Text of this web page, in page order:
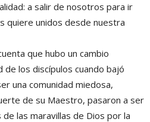
a salir de nosotros para ir
quiere unidos desde nuestra
que hubo un cambio
los discípulos cuando bajó
una comunidad miedosa,
de su Maestro, pasaron a ser
las maravillas de Dios por la